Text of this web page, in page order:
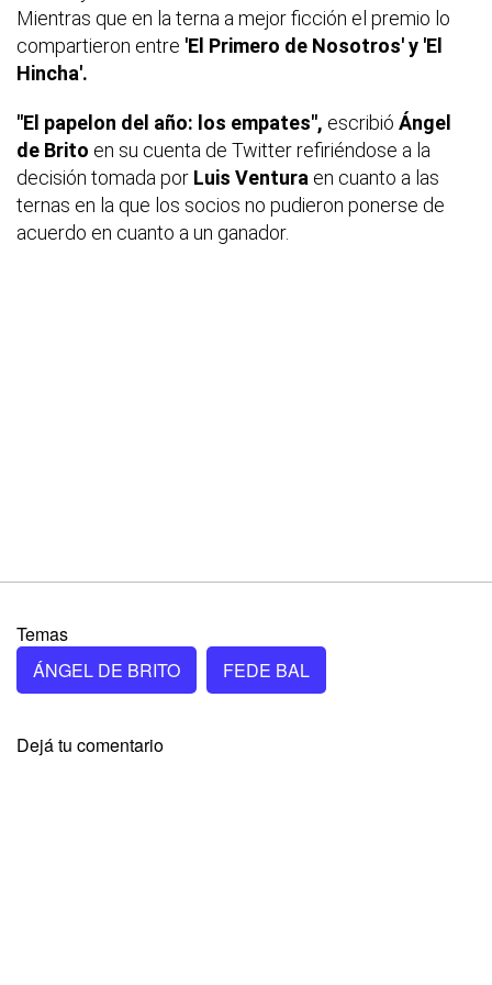
Mientras que en la terna a mejor ficción el premio lo
compartieron entre 'El Primero de Nosotros' y 'El
Hincha'.
"El papelon del año: los empates", escribió Ángel
de Brito en su cuenta de Twitter refiriéndose a la
decisión tomada por Luis Ventura en cuanto a las
ternas en la que los socios no pudieron ponerse de
acuerdo en cuanto a un ganador.
Temas
ÁNGEL DE BRITO
FEDE BAL
Dejá tu comentario